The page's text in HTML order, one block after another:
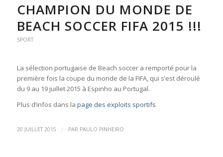
CHAMPION DU MONDE DE
BEACH SOCCER FIFA 2015 !!!
SPORT
La sélection portugaise de Beach soccer a remporté pour la
première fois la coupe du monde de la FIFA, qui s’est déroulé
du 9 au 19 juillet 2015 à Espinho au Portugal.
Plus d’infos dans la page des exploits sportifs
20 JUILLET 2015 / PAR PAULO PINHEIRO